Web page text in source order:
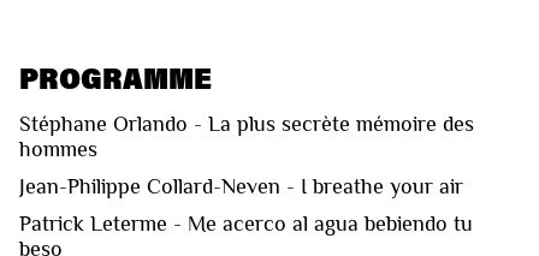
PROGRAMME
Stéphane Orlando - La plus secrète mémoire des
hommes
Jean-Philippe Collard-Neven - I breathe your air
Patrick Leterme - Me acerco al agua bebiendo tu
beso